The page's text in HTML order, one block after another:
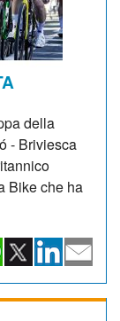
della
- Briviesca
Bike che ha